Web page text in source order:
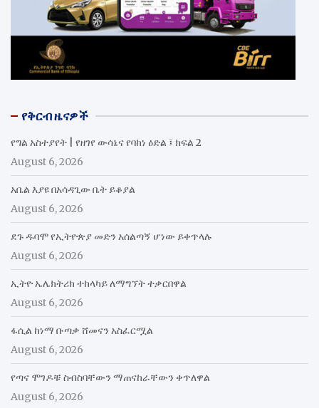
የቅርብ ዜናዎች
የግል አስተያየት | የዘገየ ውሳኔና የባከነ ዕድል ፤ ክፍል 2
August 6, 2026
አቤል እያዩ በአሳዳጊው ቤት ይቆያል
August 6, 2026
ደጉ ዱባሞ የኢትዮጵያ መድን አሰልጣኝ ሆነው ይቀጥላሉ
August 6, 2026
ኢትዮ ኤሌክትሪክ ተከላካይ ለማግኘት ተቃርበዋል
August 6, 2026
ፋሲል ከነማ ቡጣቃ ሸመናን አስፈርሟል
August 6, 2026
የጣና ሞገዶቹ ስብስባቸውን ማጠናከራቸውን ቀጥለዋል
August 6, 2026